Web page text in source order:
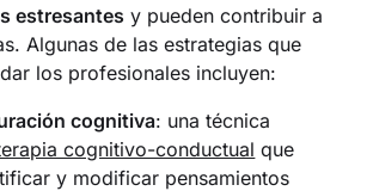
estresantes y pueden contribuir a
Algunas de las estrategias que
los profesionales incluyen:
cognitiva: una técnica
cognitivo-conductual que
y modificar pensamientos